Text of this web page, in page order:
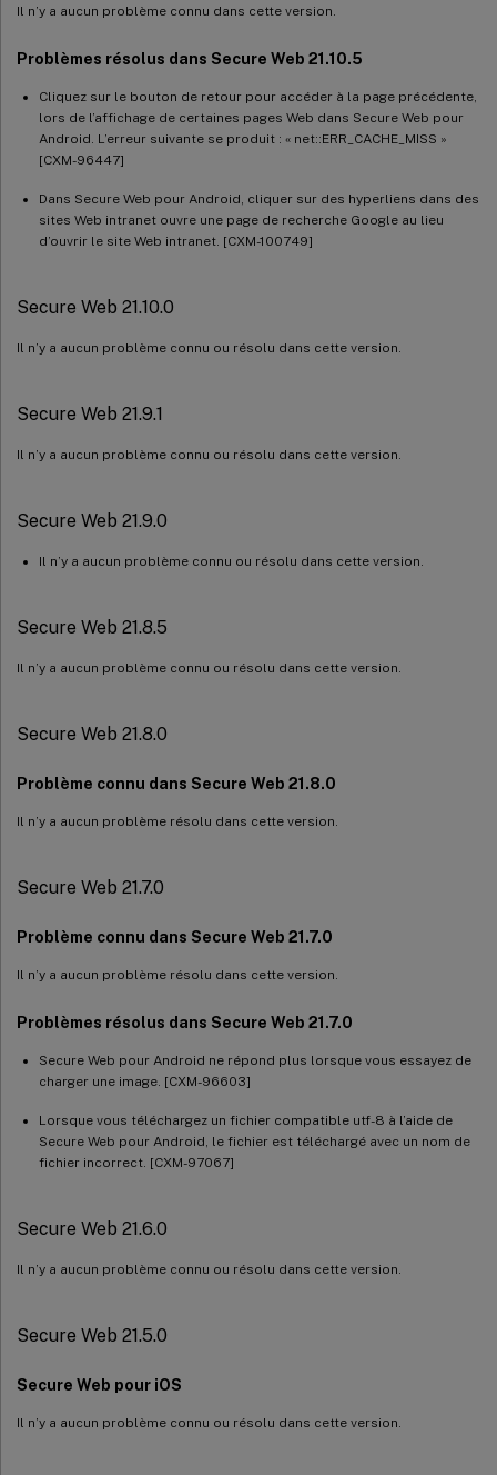
Il n’y a aucun problème connu dans cette version.
Problèmes résolus dans Secure Web 21.10.5
Cliquez sur le bouton de retour pour accéder à la page précédente,
lors de l’affichage de certaines pages Web dans Secure Web pour
Android. L’erreur suivante se produit : « net::ERR_CACHE_MISS »
[CXM-96447]
Dans Secure Web pour Android, cliquer sur des hyperliens dans des
sites Web intranet ouvre une page de recherche Google au lieu
d’ouvrir le site Web intranet. [CXM-100749]
Secure Web 21.10.0
Il n’y a aucun problème connu ou résolu dans cette version.
Secure Web 21.9.1
Il n’y a aucun problème connu ou résolu dans cette version.
Secure Web 21.9.0
Il n’y a aucun problème connu ou résolu dans cette version.
Secure Web 21.8.5
Il n’y a aucun problème connu ou résolu dans cette version.
Secure Web 21.8.0
Problème connu dans Secure Web 21.8.0
Il n’y a aucun problème résolu dans cette version.
Secure Web 21.7.0
Problème connu dans Secure Web 21.7.0
Il n’y a aucun problème résolu dans cette version.
Problèmes résolus dans Secure Web 21.7.0
Secure Web pour Android ne répond plus lorsque vous essayez de
charger une image. [CXM-96603]
Lorsque vous téléchargez un fichier compatible utf-8 à l’aide de
Secure Web pour Android, le fichier est téléchargé avec un nom de
fichier incorrect. [CXM-97067]
Secure Web 21.6.0
Il n’y a aucun problème connu ou résolu dans cette version.
Secure Web 21.5.0
Secure Web pour iOS
Il n’y a aucun problème connu ou résolu dans cette version.